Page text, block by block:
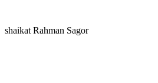
shaikat Rahman Sagor